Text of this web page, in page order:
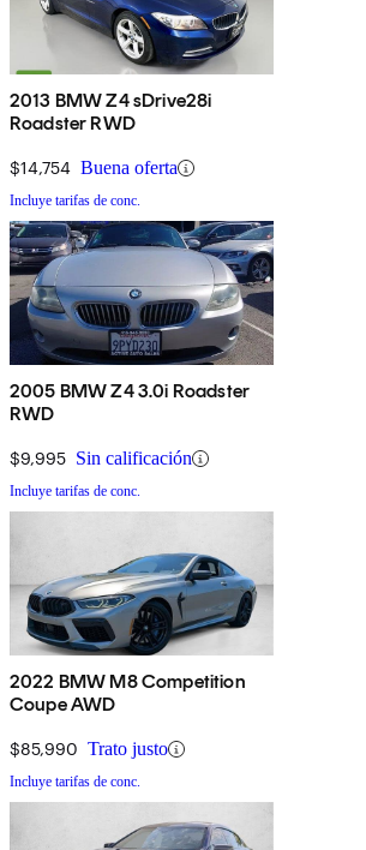
2013 BMW Z4 sDrive28i
Roadster RWD
$14,754 Buena oferta
Incluye tarifas de conc.
2005 BMW Z4 3.0i Roadster
RWD
$9,995 Sin calificación
Incluye tarifas de conc.
2022 BMW M8 Competition
Coupe AWD
$85,990 Trato justo
Incluye tarifas de conc.